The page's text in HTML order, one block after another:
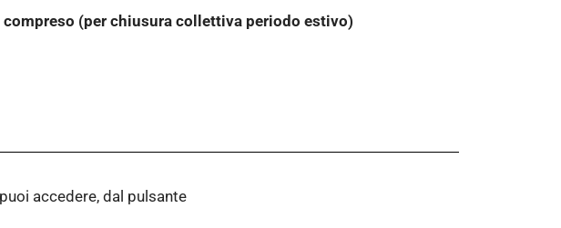
(per chiusura collettiva periodo estivo)
puoi accedere, dal pulsante